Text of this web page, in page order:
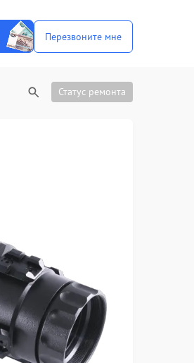
Перезвоните мне
Статус ремонта